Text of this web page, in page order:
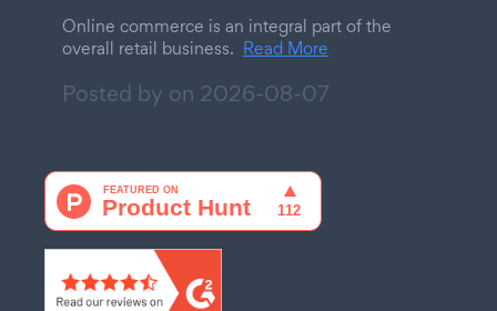
Online commerce is an integral part of the
overall retail business. Read More
Posted by on 2026-08-07